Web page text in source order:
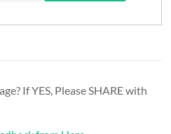
If YES, Please SHARE with